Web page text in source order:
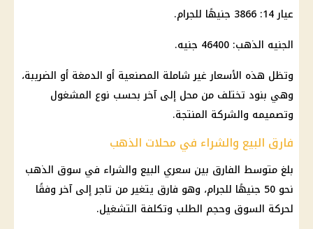
عيار 14: 3866 جنيهًا للجرام.
الجنيه الذهب: 46400 جنيه.
وتظل هذه الأسعار غير شاملة المصنعية أو الدمغة أو الضريبة،
وهي بنود تختلف من محل إلى آخر بحسب نوع المشغول
وتصميمه والشركة المنتجة.
فارق البيع والشراء في محلات الذهب
بلغ متوسط الفارق بين سعري البيع والشراء في سوق الذهب
نحو 50 جنيهًا للجرام، وهو فارق يتغير من تاجر إلى آخر وفقًا
لحركة السوق وحجم الطلب وتكلفة التشغيل.